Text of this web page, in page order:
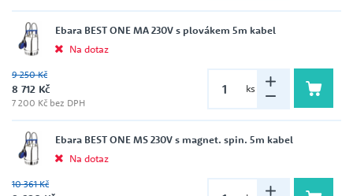
Ebara BEST ONE MA 230V s plovákem 5m kabel
Na dotaz
9 250 Kč
8 712 Kč
7 200 Kč bez DPH
ks
Ebara BEST ONE MS 230V s magnet. spin. 5m kabel
Na dotaz
10 361 Kč